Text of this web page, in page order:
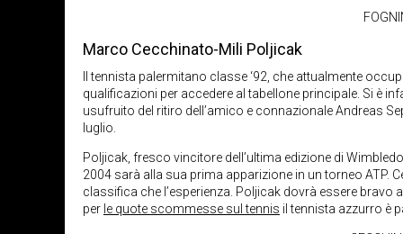
Marco Cecchinato-Mili Poljicak
Il tennista palermitano classe ‘92, che attualmente
qualificazioni per accedere al tabellone principale. Si è
usufruito del ritiro dell’amico e connazionale Andreas
luglio.
Poljicak, fresco vincitore dell’ultima edizione di
2004 sarà alla sua prima apparizione in un torneo ATP.
classifica che l’esperienza. Poljicak dovrà essere
per le quote scommesse sul tennis il tennista azzurro è